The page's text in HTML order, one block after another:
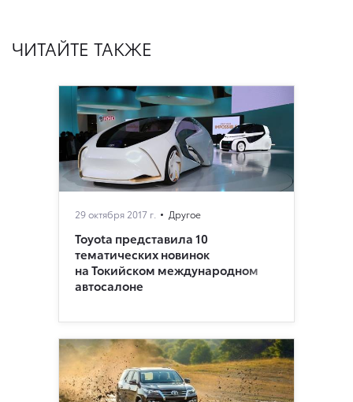
ЧИТАЙТЕ ТАКЖЕ
29 октября 2017 г. Другое
Toyota представила 10
тематических новинок
на Токийском международном
автосалоне